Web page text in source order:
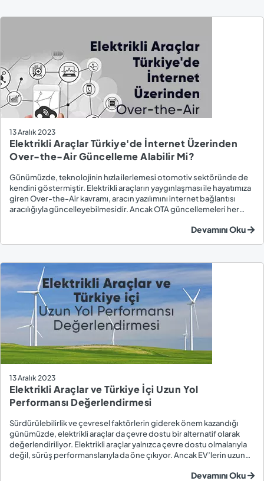
13 Aralık 2023
Elektrikli Araçlar Türkiye'de İnternet Üzerinden
Over-the-Air Güncelleme Alabilir Mi?
Günümüzde, teknolojinin hızla ilerlemesi otomotiv sektöründe de
kendini göstermiştir. Elektrikli araçların yaygınlaşması ile hayatımıza
giren Over-the-Air kavramı, aracın yazılımını internet bağlantısı
aracılığıyla güncelleyebilmesidir. Ancak OTA güncellemeleri her
Devamını Oku
13 Aralık 2023
Elektrikli Araçlar ve Türkiye İçi Uzun Yol
Performansı Değerlendirmesi
Sürdürülebilirlik ve çevresel faktörlerin giderek önem kazandığı
günümüzde, elektrikli araçlar da çevre dostu bir alternatif olarak
değerlendiriliyor. Elektrikli araçlar yalnızca çevre dostu olmalarıyla
değil, sürüş performanslarıyla da öne çıkıyor. Ancak EV’lerin uzun
Devamını Oku